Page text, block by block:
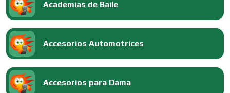
Academias de Baile
Accesorios Automotrices
Accesorios para Dama